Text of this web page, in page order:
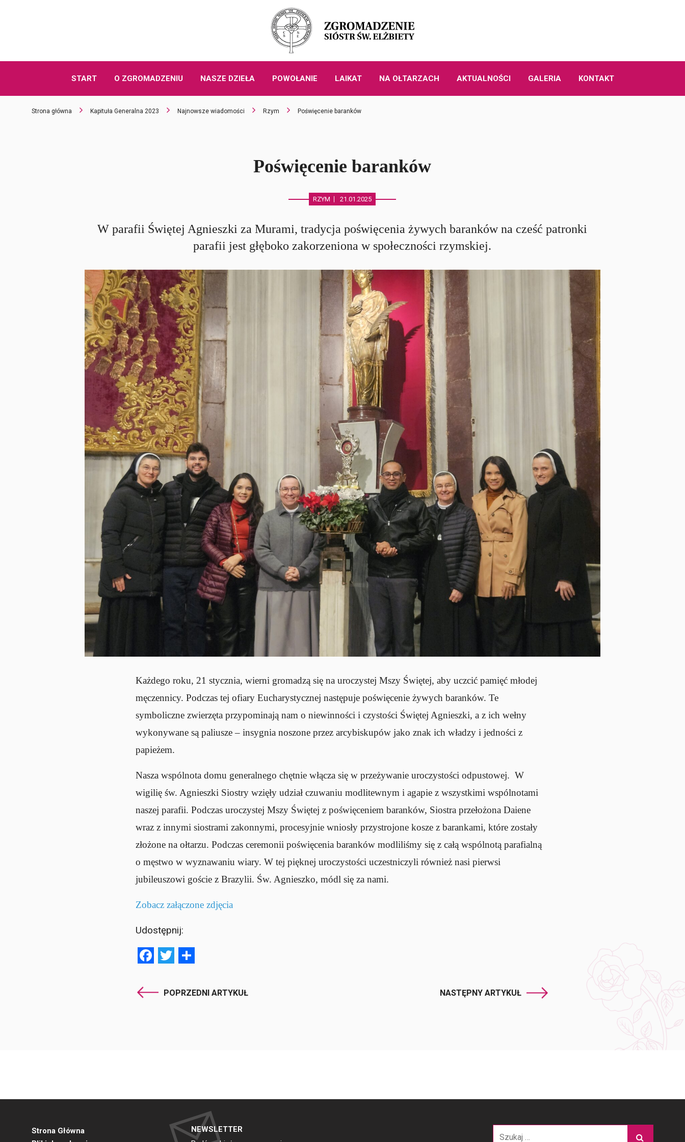
START O ZGROMADZENIU NASZE DZIEŁA POWOŁANIE LAIKAT NA OŁTARZACH AKTUALNOŚCI GALERIA KONTAKT
Strona główna Kapituła Generalna 2023 Najnowsze wiadomości Rzym Poświęcenie baranków
Poświęcenie baranków
RZYM 21.01.2025
W parafii Świętej Agnieszki za Murami, tradycja poświęcenia żywych baranków na cześć patronki
parafii jest głęboko zakorzeniona w społeczności rzymskiej.
Każdego roku, 21 stycznia, wierni gromadzą się na uroczystej Mszy Świętej, aby uczcić pamięć młodej
męczennicy. Podczas tej ofiary Eucharystycznej następuje poświęcenie żywych baranków. Te
symboliczne zwierzęta przypominają nam o niewinności i czystości Świętej Agnieszki, a z ich wełny
wykonywane są paliusze – insygnia noszone przez arcybiskupów jako znak ich władzy i jedności z
papieżem.
Nasza wspólnota domu generalnego chętnie włącza się w przeżywanie uroczystości odpustowej. W
wigilię św. Agnieszki Siostry wzięły udział czuwaniu modlitewnym i agapie z wszystkimi wspólnotami
naszej parafii. Podczas uroczystej Mszy Świętej z poświęceniem baranków, Siostra przełożona Daiene
wraz z innymi siostrami zakonnymi, procesyjnie wniosły przystrojone kosze z barankami, które zostały
złożone na ołtarzu. Podczas ceremonii poświęcenia baranków modliliśmy się z całą wspólnotą parafialną
o męstwo w wyznawaniu wiary. W tej pięknej uroczystości uczestniczyli również nasi pierwsi
jubileuszowi goście z Brazylii. Św. Agnieszko, módl się za nami.
Zobacz załączone zdjęcia
Udostępnij:
Facebook
Twitter
POPRZEDNI ARTYKUŁ NASTĘPNY ARTYKUŁ
Strona Główna
NEWSLETTER